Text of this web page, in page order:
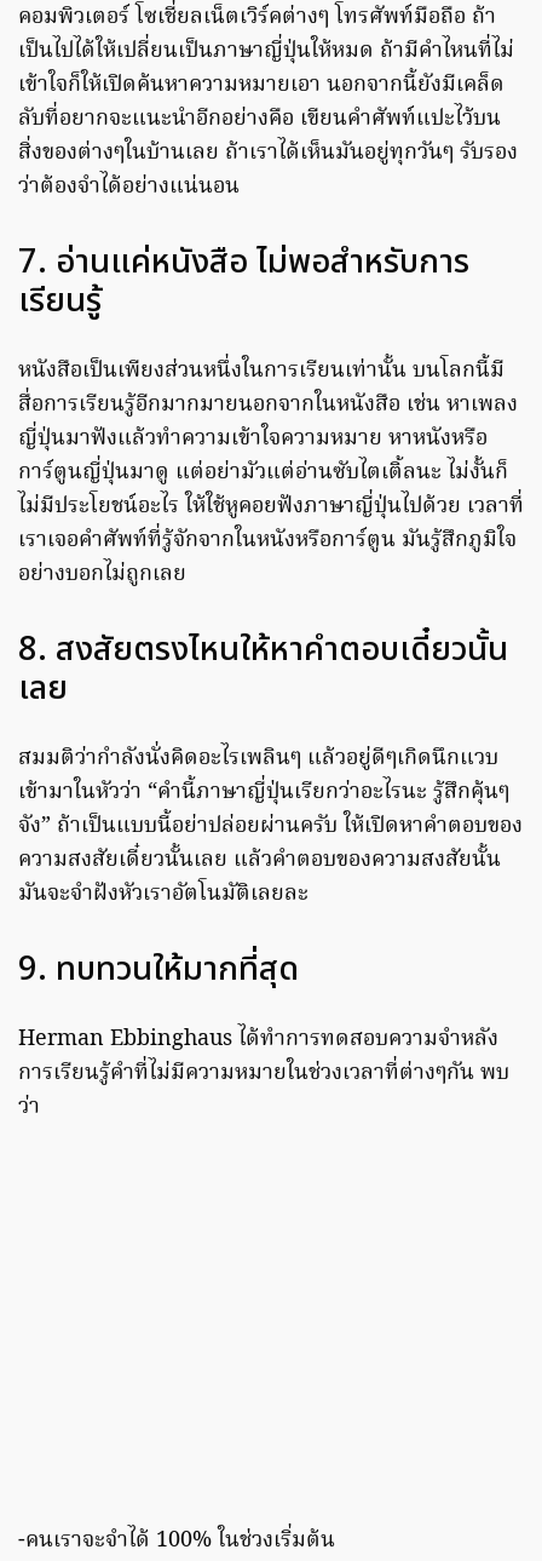
คอมพิวเตอร์ โซเชี่ยลเน็ตเวิร์คต่างๆ โทรศัพท์มือถือ ถ้า
เป็นไปได้ให้เปลี่ยนเป็นภาษาญี่ปุ่นให้หมด ถ้ามีคำไหนที่ไม่
เข้าใจก็ให้เปิดค้นหาความหมายเอา นอกจากนี้ยังมีเคล็ด
ลับที่อยากจะแนะนำอีกอย่างคือ เขียนคำศัพท์แปะไว้บน
สิ่งของต่างๆในบ้านเลย ถ้าเราได้เห็นมันอยู่ทุกวันๆ รับรอง
ว่าต้องจำได้อย่างแน่นอน
7. อ่านแค่หนังสือ ไม่พอสำหรับการ
เรียนรู้
หนังสือเป็นเพียงส่วนหนึ่งในการเรียนเท่านั้น บนโลกนี้มี
สื่อการเรียนรู้อีกมากมายนอกจากในหนังสือ เช่น หาเพลง
ญี่ปุ่นมาฟังแล้วทำความเข้าใจความหมาย หาหนังหรือ
การ์ตูนญี่ปุ่นมาดู แต่อย่ามัวแต่อ่านซับไตเติ้ลนะ ไม่งั้นก็
ไม่มีประโยชน์อะไร ให้ใช้หูคอยฟังภาษาญี่ปุ่นไปด้วย เวลาที่
เราเจอคำศัพท์ที่รู้จักจากในหนังหรือการ์ตูน มันรู้สึกภูมิใจ
อย่างบอกไม่ถูกเลย
8. สงสัยตรงไหนให้หาคำตอบเดี๋ยวนั้น
เลย
สมมติว่ากำลังนั่งคิดอะไรเพลินๆ แล้วอยู่ดีๆเกิดนึกแวบ
เข้ามาในหัวว่า “คำนี้ภาษาญี่ปุ่นเรียกว่าอะไรนะ รู้สึกคุ้นๆ
จัง” ถ้าเป็นแบบนี้อย่าปล่อยผ่านครับ ให้เปิดหาคำตอบของ
ความสงสัยเดี๋ยวนั้นเลย แล้วคำตอบของความสงสัยนั้น
มันจะจำฝังหัวเราอัตโนมัติเลยละ
9. ทบทวนให้มากที่สุด
Herman Ebbinghaus ได้ทําการทดสอบความจําหลัง
การเรียนรู้คําที่ไม่มีความหมายในช่วงเวลาที่ต่างๆกัน พบ
ว่า
-คนเราจะจําได้ 100% ในช่วงเริ่มต้น